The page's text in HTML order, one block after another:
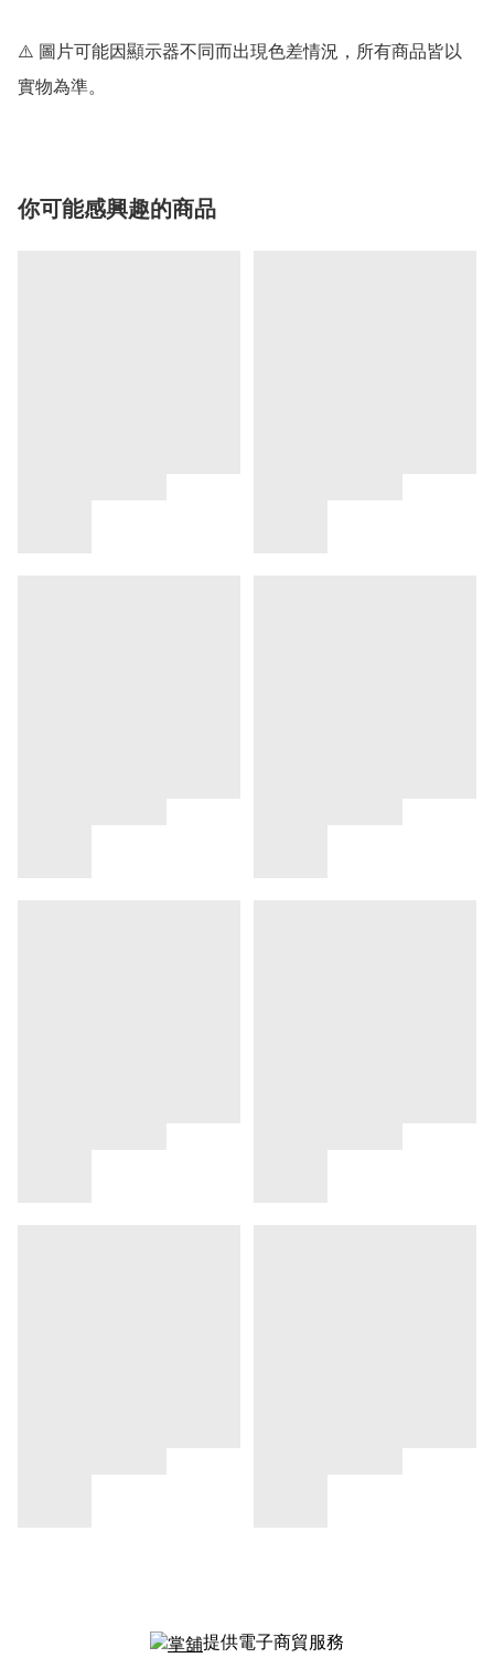
⚠️ 圖片可能因顯示器不同而出現色差情況，所有商品皆以
實物為準。
你可能感興趣的商品
提供電子商貿服務